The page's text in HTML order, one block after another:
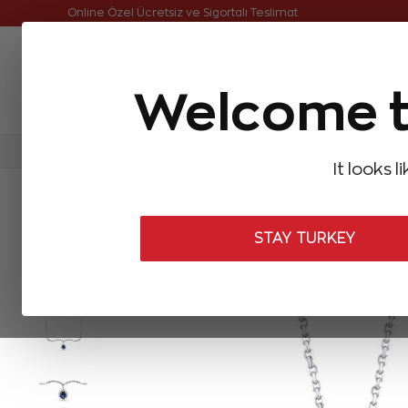
Welcome
It looks
STAY TURKEY
Online Özel Ücretsiz ve Sigortalı Teslimat
Aynı Gün Kargo Çok Satanlar